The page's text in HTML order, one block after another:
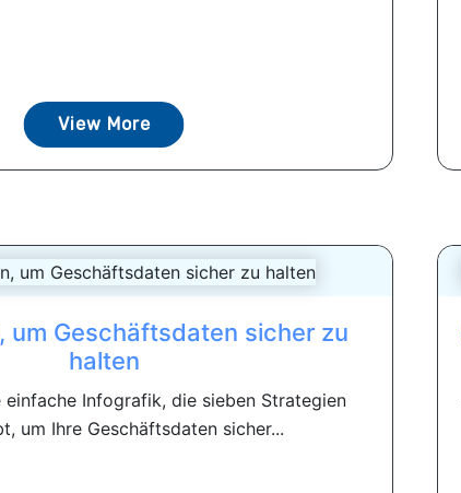
View More
um Geschäftsdaten sicher zu
halten
einfache Infografik, die sieben Strategien
um Ihre Geschäftsdaten sicher...